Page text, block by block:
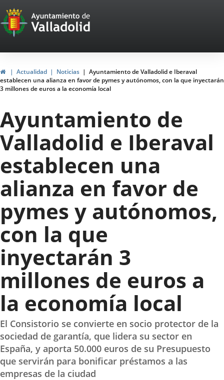
Portal
Web
del
Ayuntamiento
de
Valladolid
InicioActualidad Noticias
Ayuntamiento de Valladolid e Iberaval
establecen una alianza en favor de pymes y autónomos, con la que inyectarán
3 millones de euros a la economía local
Ayuntamiento de
Valladolid e Iberaval
establecen una
alianza en favor de
pymes y autónomos,
con la que
inyectarán 3
millones de euros a
la economía local
El Consistorio se convierte en socio protector de la
sociedad de garantía, que lidera su sector en
España, y aporta 50.000 euros de su Presupuesto
que servirán para bonificar préstamos a las
empresas de la ciudad